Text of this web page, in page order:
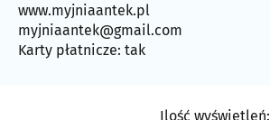
www.myjniaantek.pl
myjniaantek@gmail.com
Karty płatnicze: tak
Ilość wyświetleń: